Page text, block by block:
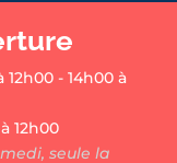
- 14h00 à
12h00
seule la